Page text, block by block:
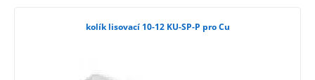
kolík lisovací 10-12 KU-SP-P pro Cu